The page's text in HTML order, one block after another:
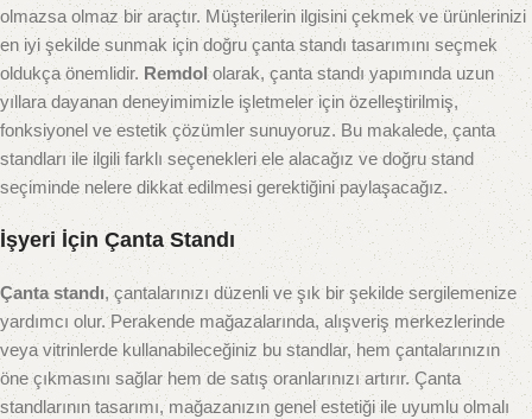
olmazsa olmaz bir araçtır. Müşterilerin ilgisini çekmek ve ürünlerinizi
en iyi şekilde sunmak için doğru çanta standı tasarımını seçmek
oldukça önemlidir. Remdololarak, çanta standı yapımında uzun
yıllara dayanan deneyimimizle işletmeler için özelleştirilmiş,
fonksiyonel ve estetik çözümler sunuyoruz. Bu makalede, çanta
standları ile ilgili farklı seçenekleri ele alacağız ve doğru stand
seçiminde nelere dikkat edilmesi gerektiğini paylaşacağız.
İşyeri İçin Çanta Standı
Çanta standı, çantalarınızı düzenli ve şık bir şekilde sergilemenize
yardımcı olur. Perakende mağazalarında, alışveriş merkezlerinde
veya vitrinlerde kullanabileceğiniz bu standlar, hem çantalarınızın
öne çıkmasını sağlar hem de satış oranlarınızı artırır. Çanta
standlarının tasarımı, mağazanızın genel estetiği ile uyumlu olmalı